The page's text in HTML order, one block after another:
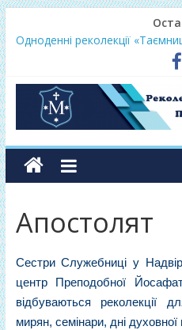
Одноденні реколекції
Lectio Divina – єв.Матея 2026
Нове життя в Христі – осінь
Фундамент у вересні 2026
Апостолят
Сестри Служебниці у
центр Преподобної
відбуваються реколекції
мирян, семінари, дні духовної